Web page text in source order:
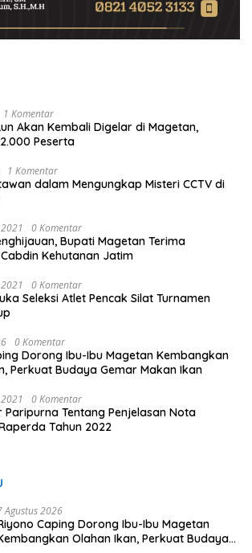
1 Komentar
Akan Kembali Digelar di Magetan,
Peserta
1 Komentar
dalam Mengungkap Misteri CCTV di
0 Komentar
Bupati Magetan Terima
Kehutanan Jatim
0 Komentar
Seleksi Atlet Pencak Silat Turnamen
0 Komentar
Dorong Ibu-Ibu Magetan Kembangkan
Perkuat Budaya Gemar Makan Ikan
0 Komentar
Paripurna Tentang Penjelasan Nota
Tahun 2022
Agustus 2026
Caping Dorong Ibu-Ibu Magetan
Olahan Ikan, Perkuat Budaya